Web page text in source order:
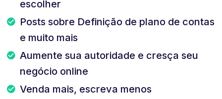
escolher
Posts sobre Definição de plano de contas
e muito mais
Aumente sua autoridade e cresça seu
negócio online
Venda mais, escreva menos